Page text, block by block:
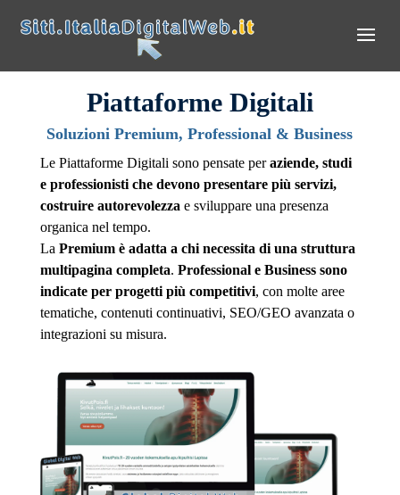
Piattaforme Digitali
Soluzioni Premium, Professional & Business
Ideale per:
Le Piattaforme Digitali sono pensate peraziende, studi
e professionisti che devono presentare più servizi,
costruire autorevolezza e sviluppare una presenza
organica nel tempo.
La Premium è adatta a chi necessita di una struttura
multipagina completa. Professional e Business sono
indicate per progetti più competitivi, con molte aree
tematiche, contenuti continuativi, SEO/GEO avanzata o
integrazioni su misura.